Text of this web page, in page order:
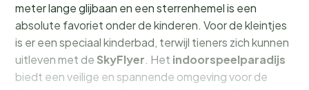
meter lange glijbaan en een sterrenhemel is een
absolute favoriet onder de kinderen. Voor de kleintjes
is er een speciaal kinderbad, terwijl tieners zich kunnen
uitleven met de SkyFlyer. Het indoorspeelparadijs
biedt een veilige en spannende omgeving voor de